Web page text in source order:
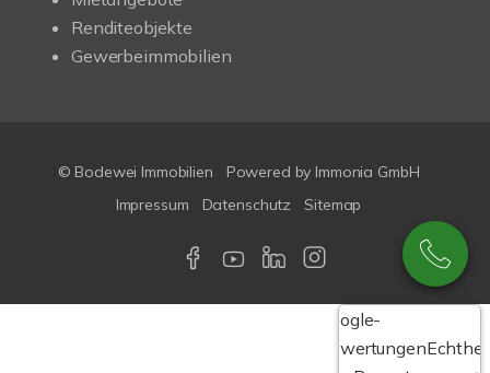
Renditeobjekte
Gewerbeimmobilien
© Bodewei Immobilien
Powered by Immonia GmbH
Impressum
Datenschutz Sitemap
Google-
Bewertungen